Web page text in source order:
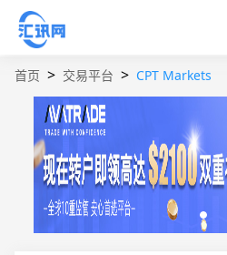
首页 > 交易平台 > CPT Markets